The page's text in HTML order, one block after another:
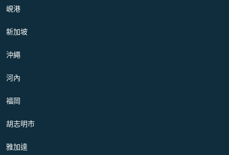
峴港
新加坡
沖繩
河內
福岡
胡志明市
雅加達